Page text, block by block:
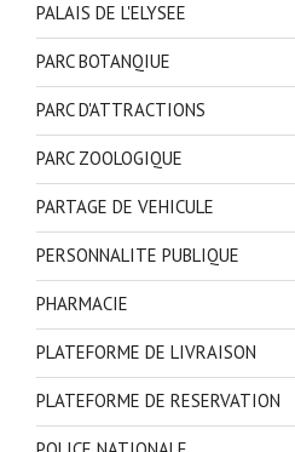
PALAIS DE L'ELYSEE
PARC BOTANQIUE
PARC D'ATTRACTIONS
PARC ZOOLOGIQUE
PARTAGE DE VEHICULE
PERSONNALITE PUBLIQUE
PHARMACIE
PLATEFORME DE LIVRAISON
PLATEFORME DE RESERVATION